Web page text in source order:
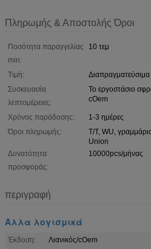
Πληρωμής & Αποστολής Όροι
Ποσότητα παραγγελίας
min:
10 τεμ
Τιμή:
Διαπραγματεύσιμα
Συσκευασία
λεπτομέρειες:
Το εργοστάσιο
cOem
Χρόνος παράδοσης:
1-3 ημέρες
Όροι πληρωμής:
T/T, WU,
Union
Δυνατότητα
προσφοράς:
10000pcs/μήνας
περιγραφή
Άλλα λογισμικά
Έκδοση:
Λιανικός/cOem